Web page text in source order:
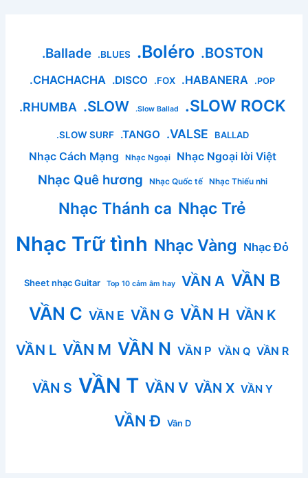
.Ballade .BLUES .Boléro .BOSTON
.CHACHACHA .DISCO .FOX .HABANERA .POP
.RHUMBA .SLOW .Slow Ballad .SLOW ROCK
.SLOW SURF .TANGO .VALSE BALLAD
Nhạc Cách Mạng Nhạc Ngoại Nhạc Ngoại lời Việt
Nhạc Quê hương Nhạc Quốc tế Nhạc Thiếu nhi
Nhạc Thánh ca Nhạc Trẻ
Nhạc Trữ tình Nhạc Vàng Nhạc Đỏ
Sheet nhạc Guitar Top 10 cảm âm hay VẦN A VẦN B
VẦN C VẦN E VẦN G VẦN H VẦN K
VẦN L VẦN M VẦN N VẦN P VẦN Q VẦN R
VẦN S VẦN T VẦN V VẦN X VẦN Y
VẦN Đ Vần D